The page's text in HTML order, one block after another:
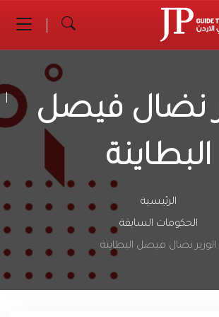
نضال فيصل
البطاينة
الرئيسية
الحكومات السابقة
الوزير نضال فيصل البطاينة